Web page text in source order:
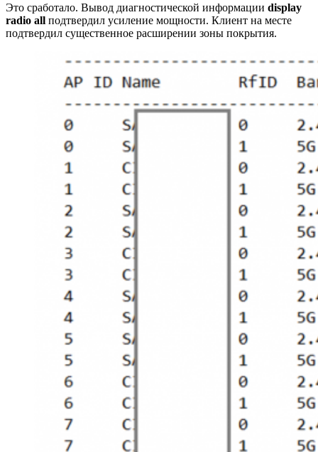
Это сработало. Вывод диагностической информации display
radio all подтвердил усиление мощности. Клиент на месте
подтвердил существенное расширении зоны покрытия.